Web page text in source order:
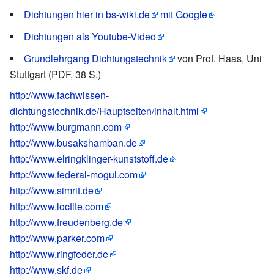
Dichtungen hier in bs-wiki.de
mit Google
Dichtungen als Youtube-Video
Grundlehrgang Dichtungstechnik
von Prof. Haas, Uni
Stuttgart (PDF, 38 S.)
http://www.fachwissen-
dichtungstechnik.de/Hauptseiten/inhalt.html
http://www.burgmann.com
http://www.busakshamban.de
http://www.elringklinger-kunststoff.de
http://www.federal-mogul.com
http://www.simrit.de
http://www.loctite.com
http://www.freudenberg.de
http://www.parker.com
http://www.ringfeder.de
http://www.skf.de